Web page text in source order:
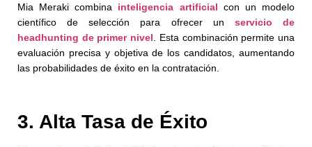
Mia Meraki combina inteligencia artificial con un modelo
científico de selección para ofrecer un servicio de
headhunting de primer nivel . Esta combinación permite una
evaluación precisa y objetiva de los candidatos, aumentando
las probabilidades de éxito en la contratación.
3. Alta Tasa de Éxito